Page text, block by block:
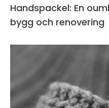
Handspackel: En
bygg och renovering